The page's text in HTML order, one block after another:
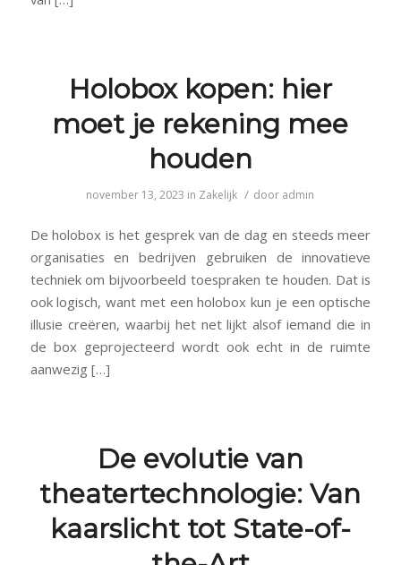
Holobox kopen: hier
moet je rekening mee
houden
november 13, 2023 in Zakelijk / door admin
De holobox is het gesprek van de dag en steeds meer
organisaties en bedrijven gebruiken de innovatieve
techniek om bijvoorbeeld toespraken te houden. Dat is
ook logisch, want met een holobox kun je een optische
illusie creëren, waarbij het net lijkt alsof iemand die in
de box geprojecteerd wordt ook echt in de ruimte
aanwezig […]
De evolutie van
theatertechnologie: Van
kaarslicht tot State-of-